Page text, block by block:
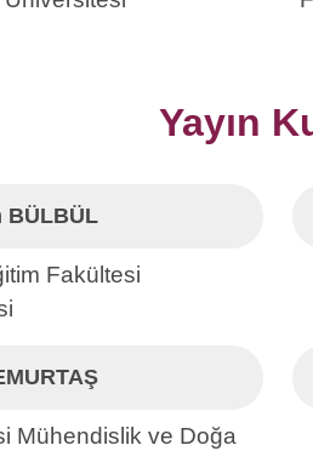
Yayın
BÜLBÜL
Fakültesi
Mühendislik ve Doğa